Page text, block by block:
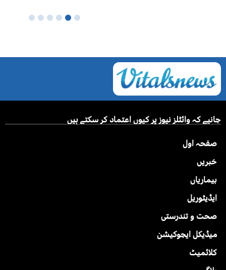
جانیے کہ وائٹلز نیوز پر کیوں اعتماد کر سکتے ہیں
صفحہ اول
خبریں
بیماریاں
ایڈیٹوریل
صحت و تندرستی
میڈیکل ایجوکیشن
کلائمیٹ